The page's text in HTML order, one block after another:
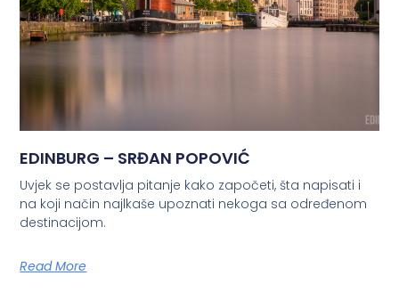
EDINBURG – SRĐAN POPOVIĆ
Uvjek se postavlja pitanje kako započeti, šta napisati i
na koji način najlkaše upoznati nekoga sa određenom
destinacijom.
Read More